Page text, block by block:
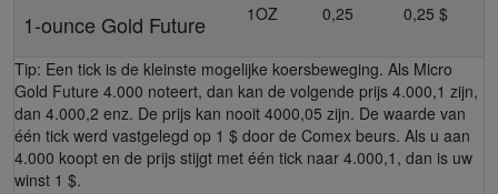
1-ounce Gold Future 1OZ 0,25 0,25 $
Tip: Een tick is de kleinste mogelijke koersbeweging. Als Micro
Gold Future 4.000 noteert, dan kan de volgende prijs 4.000,1 zijn,
dan 4.000,2 enz. De prijs kan nooit 4000,05 zijn. De waarde van
één tick werd vastgelegd op 1 $ door de Comex beurs. Als u aan
4.000 koopt en de prijs stijgt met één tick naar 4.000,1, dan is uw
winst 1 $.